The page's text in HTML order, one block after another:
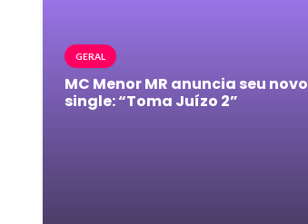
GERAL
MC Menor MR anuncia seu novo
single: “Toma Juízo 2”